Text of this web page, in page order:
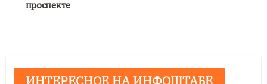
проспекте
ИНТЕРЕСНОЕ НА ИНФОШТАБЕ